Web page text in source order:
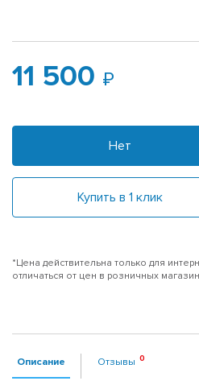
11 500
Нет
Купить в 1 клик
*Цена действительна только для
отличаться от цен в розничных
Описание Отзывы